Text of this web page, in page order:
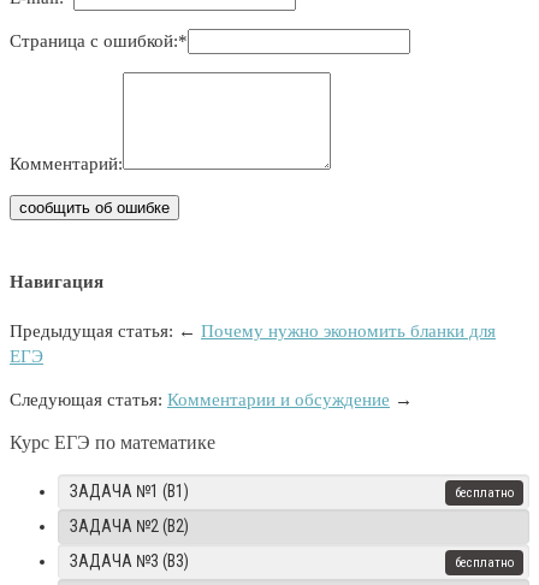
Страница с ошибкой:*
Комментарий:
Навигация
Предыдущая статья: ← Почему нужно экономить бланки для
ЕГЭ
Следующая статья: Комментарии и обсуждение →
Курс ЕГЭ по математике
ЗАДАЧА №1 (B1)
ЗАДАЧА №2 (B2)
ЗАДАЧА №3 (B3)